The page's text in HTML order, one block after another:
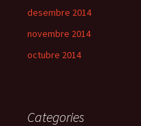
desembre 2014
novembre 2014
octubre 2014
Categories